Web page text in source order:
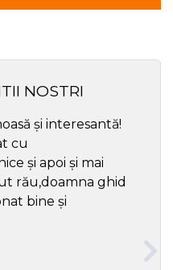
NOSTRI
și interesantă!
cu
și apoi și mai
rău,doamna ghid
bine și